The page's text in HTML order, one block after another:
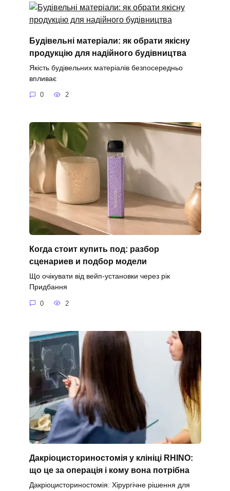
Будівельні матеріали: як обрати якісну
продукцію для надійного будівництва
Якість будівельних матеріалів безпосередньо
впливає
0 2
Когда стоит купить под: разбор
сценариев и подбор модели
Що очікувати від вейп-установки через рік
Придбання
0 2
Дакріоцисториностомія у клініці RHINO:
що це за операція і кому вона потрібна
Дакріоцисториностомія: Хірургічне рішення для